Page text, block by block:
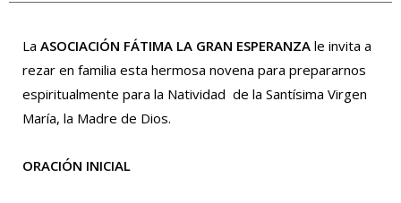
La ASOCIACIÓN FÁTIMA LA GRAN ESPERANZA le invita a
rezar en familia esta hermosa novena para prepararnos
espiritualmente para la Natividad de la Santísima Virgen
María, la Madre de Dios.
ORACIÓN INICIAL